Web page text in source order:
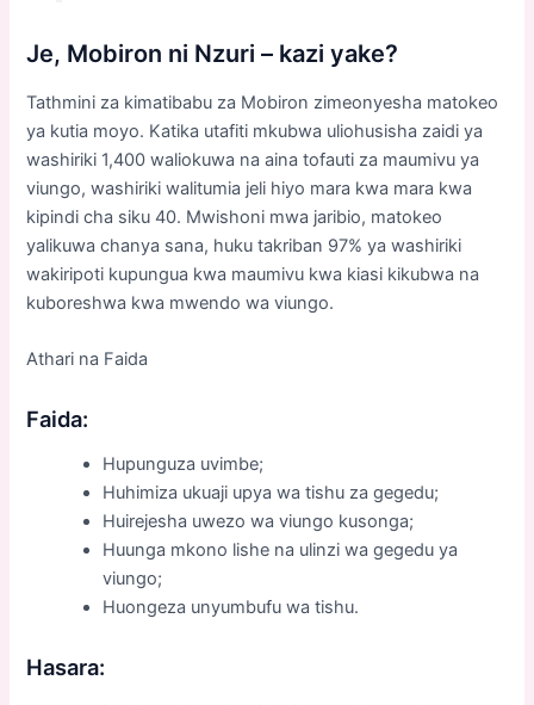
Je, Mobiron ni Nzuri – kazi yake?
Tathmini za kimatibabu za Mobiron zimeonyesha matokeo
ya kutia moyo. Katika utafiti mkubwa uliohusisha zaidi ya
washiriki 1,400 waliokuwa na aina tofauti za maumivu ya
viungo, washiriki walitumia jeli hiyo mara kwa mara kwa
kipindi cha siku 40. Mwishoni mwa jaribio, matokeo
yalikuwa chanya sana, huku takriban 97% ya washiriki
wakiripoti kupungua kwa maumivu kwa kiasi kikubwa na
kuboreshwa kwa mwendo wa viungo.
Athari na Faida
Faida:
Hupunguza uvimbe;
Huhimiza ukuaji upya wa tishu za gegedu;
Huirejesha uwezo wa viungo kusonga;
Huunga mkono lishe na ulinzi wa gegedu ya
viungo;
Huongeza unyumbufu wa tishu.
Hasara: